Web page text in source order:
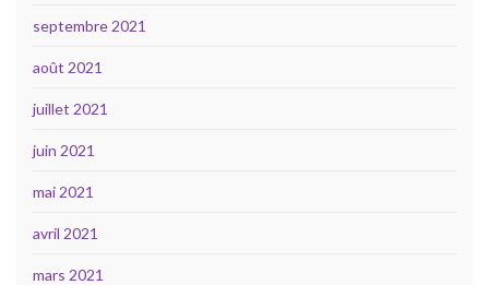
septembre 2021
août 2021
juillet 2021
juin 2021
mai 2021
avril 2021
mars 2021